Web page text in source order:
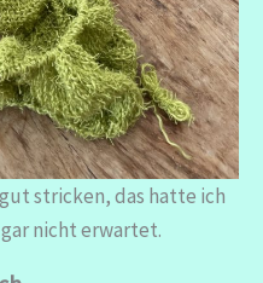
stricken, das hatte ich
nicht erwartet.